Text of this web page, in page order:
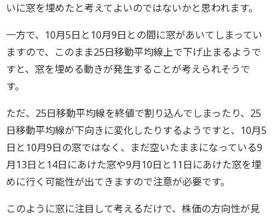
いに窓を埋めたと考えてよいのではないかと思われます。
一方で、10月5日と10月9日との間に窓があいてしまってい
ますので、このまま25日移動平均線上で下げ止まるようで
すと、窓を埋める動きが発生することが考えられそうで
す。
ただ、25日移動平均線を終値で割り込んでしまったり、25
日移動平均線が下向きに変化したりするようですと、10月5
日と10月9日の窓ではなく、まだ空いたままになっている9
月13日と14日にあけた窓や9月10日と11日にあけた窓を埋
めに行く可能性が出てきますので注意が必要です。
このように窓に注目して考えるだけで、株価の方向性が見